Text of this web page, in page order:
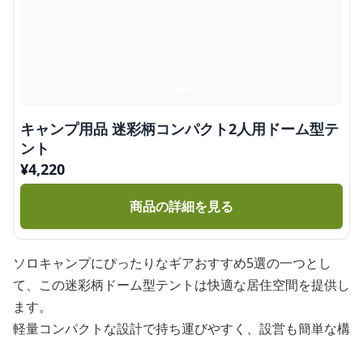
キャンプ用品 迷彩柄コンパクト2人用ドーム型テ
ント
¥4,220
商品の詳細を見る
ソロキャンプにぴったりなギアおすすめ5選の一つとし
て、この迷彩柄ドーム型テントは快適な居住空間を提供し
ます。
軽量コンパクトな設計で持ち運びやすく、設営も簡単な構